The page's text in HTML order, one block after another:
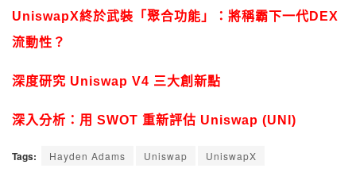
UniswapX終於武裝「聚合功能」：將稱霸下一代DEX
流動性？
深度研究 Uniswap V4 三大創新點
深入分析：用 SWOT 重新評估 Uniswap (UNI)
Tags: Hayden Adams Uniswap UniswapX